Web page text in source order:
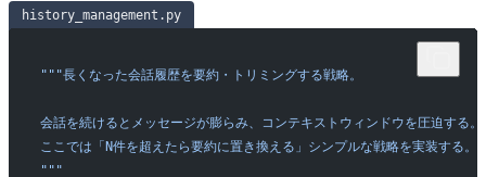
history_management.py
"""長くなった会話履歴を要約・トリミングする戦略。
会話を続けるとメッセージが膨らみ、コンテキストウィンドウを圧迫する。
ここでは「N件を超えたら要約に置き換える」シンプルな戦略を実装する。
"""